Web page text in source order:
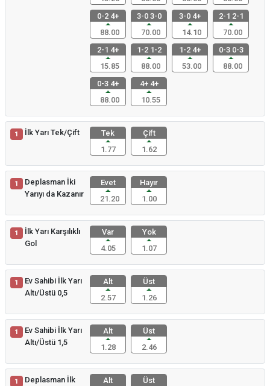
0-2 4+
88.00
3-0 3-0
70.00
3-0 4+
14.10
2-1 2-1
70.00
2-1 4+
15.85
1-2 1-2
88.00
1-2 4+
53.00
0-3 0-3
88.00
0-3 4+
88.00
4+ 4+
10.55
1 İlk Yarı Tek/Çift
Tek
1.77
Çift
1.62
1
Deplasman İki
Yarıyı da Kazanır
Evet
21.20
Hayır
1.00
1
İlk Yarı Karşılıklı
Gol
Var
4.05
Yok
1.07
1
Ev Sahibi İlk Yarı
Altı/Üstü 0,5
Alt
2.57
Üst
1.26
1
Ev Sahibi İlk Yarı
Altı/Üstü 1,5
Alt
1.28
Üst
2.46
1
Deplasman İlk
Alt
Üst